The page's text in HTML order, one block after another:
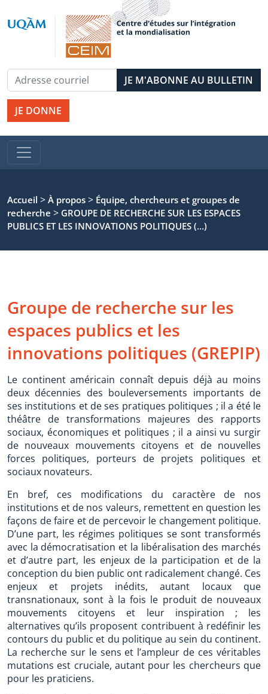
JE DONNE
Accueil > À propos > Équipe, chercheurs et groupes de
recherche > GROUPE DE RECHERCHE SUR LES ESPACES
PUBLICS ET LES INNOVATIONS POLITIQUES (…)
Groupe de recherche sur les
espaces publics et les
innovations politiques (GREPIP)
Le continent américain connaît depuis déjà au moins
deux décennies des bouleversements importants de
ses institutions et de ses pratiques politiques ; il a été le
théâtre de transformations majeures des rapports
sociaux, économiques et politiques ; il a ainsi vu surgir
de nouveaux mouvements citoyens et de nouvelles
forces politiques, porteurs de projets politiques et
sociaux novateurs.
En bref, ces modifications du caractère de nos
institutions et de nos valeurs, remettent en question les
façons de faire et de percevoir le changement politique.
D’une part, les régimes politiques se sont transformés
avec la démocratisation et la libéralisation des marchés
et d’autre part, les enjeux de la participation et de la
conception du bien public ont radicalement changé. Ces
enjeux et projets inédits, autant locaux que
transnationaux, sont à la fois le produit de nouveaux
mouvements citoyens et leur inspiration ; les
alternatives qu’ils proposent contribuent à redéfinir les
contours du public et du politique au sein du continent.
La recherche sur le sens et l’ampleur de ces véritables
mutations est cruciale, autant pour les chercheurs que
pour les praticiens.